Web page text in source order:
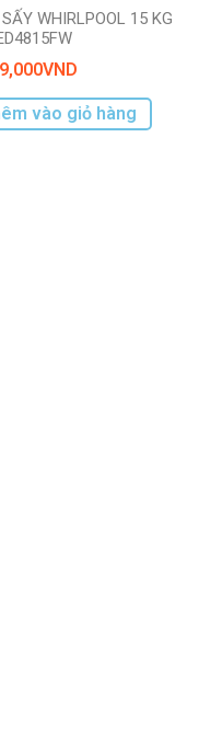
WHIRLPOOL 15 KG
VND
vào giỏ hàng